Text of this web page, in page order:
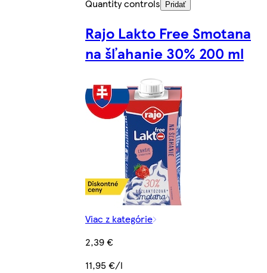
Quantity controls Pridať
Rajo Lakto Free Smotana
na šľahanie 30% 200 ml
Viac z kategórie
2,39 €
11,95 €/l